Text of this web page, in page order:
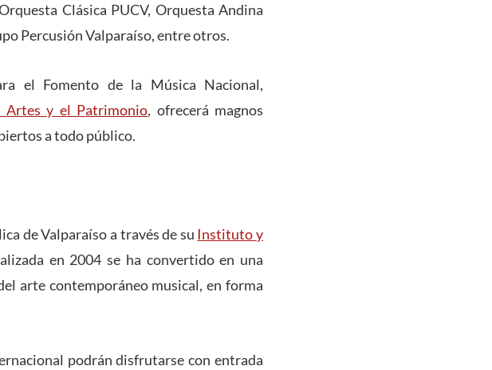
Clásica PUCV, Orquesta Andina
Percusión Valparaíso, entre otros.
el Fomento de la Música Nacional,
Artes y el Patrimonio, ofrecerá magnos
a todo público.
de Valparaíso a través de su Instituto y
en 2004 se ha convertido en una
arte contemporáneo musical, en forma
podrán disfrutarse con entrada